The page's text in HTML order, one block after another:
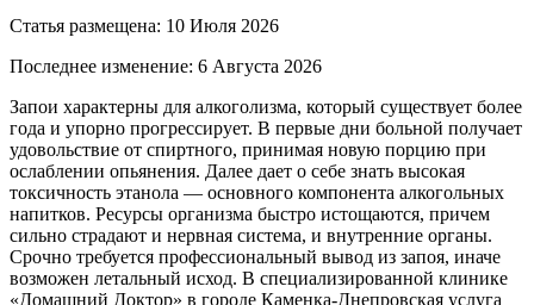
Статья размещена: 10 Июля 2026
Последнее изменение: 6 Августа 2026
Запои характерны для алкоголизма, который существует более
года и упорно прогрессирует. В первые дни больной получает
удовольствие от спиртного, принимая новую порцию при
ослаблении опьянения. Далее дает о себе знать высокая
токсичность этанола — основного компонента алкогольных
напитков. Ресурсы организма быстро истощаются, причем
сильно страдают и нервная система, и внутренние органы.
Срочно требуется профессиональный вывод из запоя, иначе
возможен летальный исход. В специализированной клинике
«Домашний Доктор» в городе Каменка-Днепровская услуга